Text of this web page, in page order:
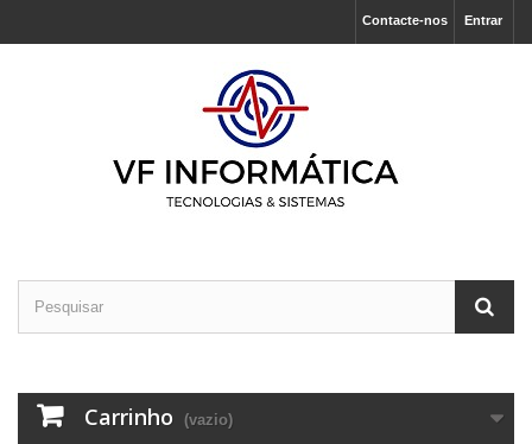
Entrar
Contacte-nos
Carrinho (vazio)